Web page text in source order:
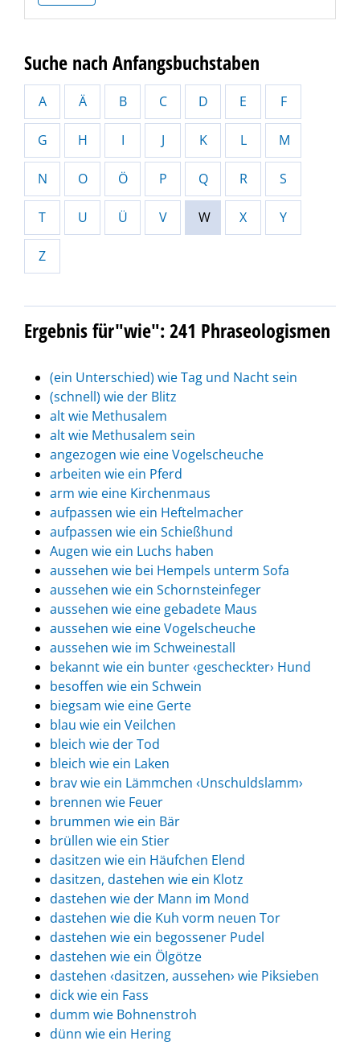
Suche nach Anfangsbuchstaben
A Ä B C D E F
G H I J K L M
N O Ö P Q R S
T U Ü V W X Y
Z
Ergebnis für"wie": 241 Phraseologismen
(ein Unterschied) wie Tag und Nacht sein
(schnell) wie der Blitz
alt wie Methusalem
alt wie Methusalem sein
angezogen wie eine Vogelscheuche
arbeiten wie ein Pferd
arm wie eine Kirchenmaus
aufpassen wie ein Heftelmacher
aufpassen wie ein Schießhund
Augen wie ein Luchs haben
aussehen wie bei Hempels unterm Sofa
aussehen wie ein Schornsteinfeger
aussehen wie eine gebadete Maus
aussehen wie eine Vogelscheuche
aussehen wie im Schweinestall
bekannt wie ein bunter ‹gescheckter› Hund
besoffen wie ein Schwein
biegsam wie eine Gerte
blau wie ein Veilchen
bleich wie der Tod
bleich wie ein Laken
brav wie ein Lämmchen ‹Unschuldslamm›
brennen wie Feuer
brummen wie ein Bär
brüllen wie ein Stier
dasitzen wie ein Häufchen Elend
dasitzen, dastehen wie ein Klotz
dastehen wie der Mann im Mond
dastehen wie die Kuh vorm neuen Tor
dastehen wie ein begossener Pudel
dastehen wie ein Ölgötze
dastehen ‹dasitzen, aussehen› wie Piksieben
dick wie ein Fass
dumm wie Bohnenstroh
dünn wie ein Hering